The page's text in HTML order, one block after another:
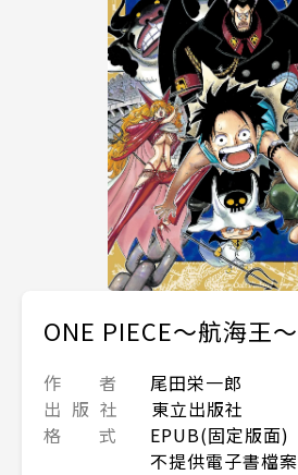
ONE PIECE～航海王
作 者
尾田栄一郎
出 版 社
東立出版社
格 式
EPUB(固定版面)
不提供電子書檔